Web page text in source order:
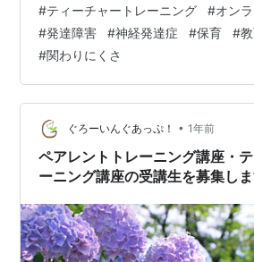
#ティーチャートレーニング #オン
#発達障害 #神経発達症 #保育 #
#関わりにくさ
ぐろーいんぐあっぷ！ • 1年前
ペアレントトレーニング講座・
ーニング講座の受講生を募集し